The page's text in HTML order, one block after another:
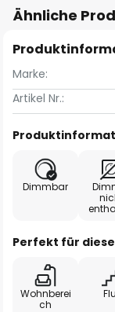
Ähnliche
Marke:
Artikel Nr.:
Dimmbar
Perfekt für
Wohnberei
ch